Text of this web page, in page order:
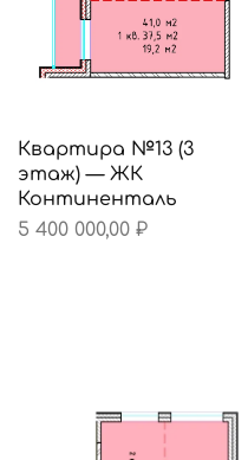
Квартира №13 (3
этаж) — ЖК
Континенталь
5 400 000,00 ₽